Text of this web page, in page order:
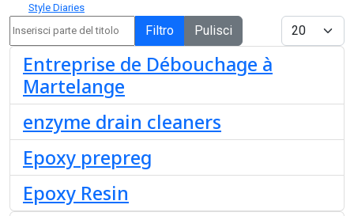
Style Diaries
Filtro Pulisci
Visualizza #
Entreprise de Débouchage à
Martelange
enzyme drain cleaners
Epoxy prepreg
Epoxy Resin